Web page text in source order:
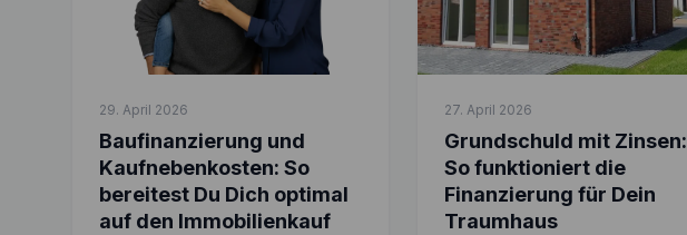
29. April 2026
Baufinanzierung und
Kaufnebenkosten: So
bereitest Du Dich optimal
auf den Immobilienkauf
27. April 2026
Grundschuld mit Zinsen:
So funktioniert die
Finanzierung für Dein
Traumhaus